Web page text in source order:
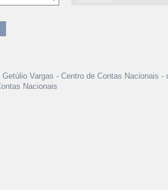
Getúlio Vargas - Centro de Contas Nacionais
Nacionais